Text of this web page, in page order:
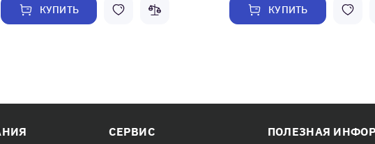
КУПИТЬ КУПИТЬ
СЕРВИС ПОЛЕЗНАЯ